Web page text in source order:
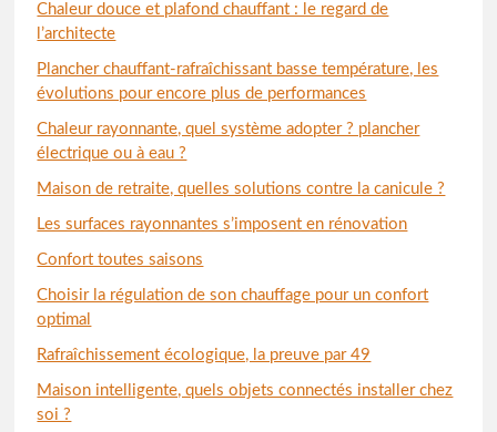
Chaleur douce et plafond chauffant : le regard de
l’architecte
Plancher chauffant-rafraîchissant basse température, les
évolutions pour encore plus de performances
Chaleur rayonnante, quel système adopter ? plancher
électrique ou à eau ?
Maison de retraite, quelles solutions contre la canicule ?
Les surfaces rayonnantes s’imposent en rénovation
Confort toutes saisons
Choisir la régulation de son chauffage pour un confort
optimal
Rafraîchissement écologique, la preuve par 49
Maison intelligente, quels objets connectés installer chez
soi ?